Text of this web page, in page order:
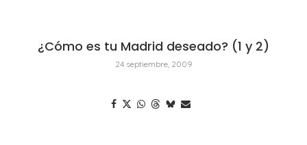
¿Cómo es tu Madrid deseado? (1 y 2)
24 septiembre, 2009